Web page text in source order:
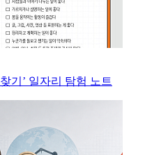
기’ 일자리 탐험 노트